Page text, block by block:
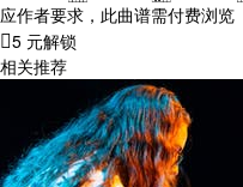
应作者要求，此曲谱需付费浏览
5 元解锁
相关推荐